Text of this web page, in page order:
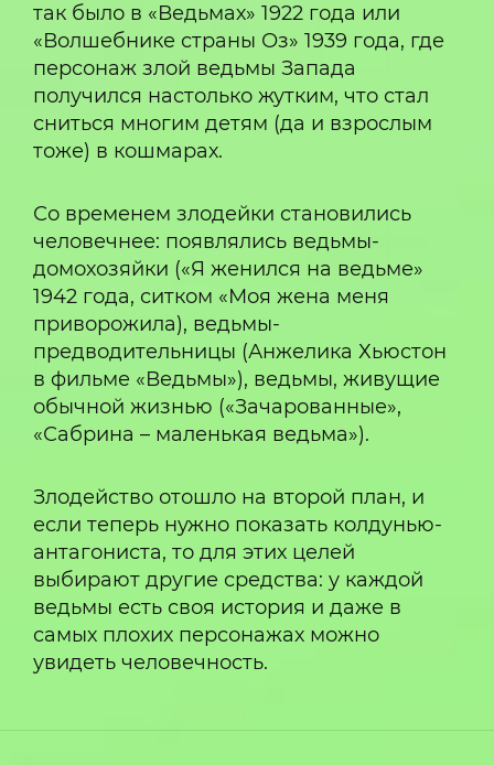
так было в «Ведьмах» 1922 года или
«Волшебнике страны Оз» 1939 года, где
персонаж злой ведьмы Запада
получился настолько жутким, что стал
сниться многим детям (да и взрослым
тоже) в кошмарах.
Со временем злодейки становились
человечнее: появлялись ведьмы-
домохозяйки («Я женился на ведьме»
1942 года, ситком «Моя жена меня
приворожила), ведьмы-
предводительницы (Анжелика Хьюстон
в фильме «Ведьмы»), ведьмы, живущие
обычной жизнью («Зачарованные»,
«Сабрина – маленькая ведьма»).
Злодейство отошло на второй план, и
если теперь нужно показать колдунью-
антагониста, то для этих целей
выбирают другие средства: у каждой
ведьмы есть своя история и даже в
самых плохих персонажах можно
увидеть человечность.